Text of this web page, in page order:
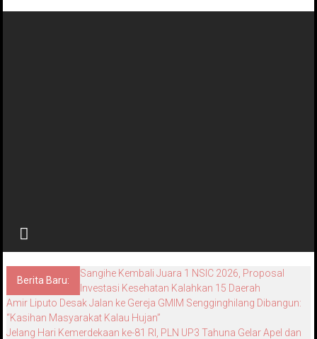
Berita Baru:
Sangihe Kembali Juara 1 NSIC 2026, Proposal
Investasi Kesehatan Kalahkan 15 Daerah
Amir Liputo Desak Jalan ke Gereja GMIM Sengginghilang Dibangun:
“Kasihan Masyarakat Kalau Hujan”
Jelang Hari Kemerdekaan ke-81 RI, PLN UP3 Tahuna Gelar Apel dan